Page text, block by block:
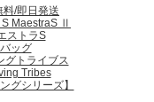
料/即日発送
MaestraS Ⅱ
ストラS
バッグ
グトライブス
Tribes
グシリーズ】